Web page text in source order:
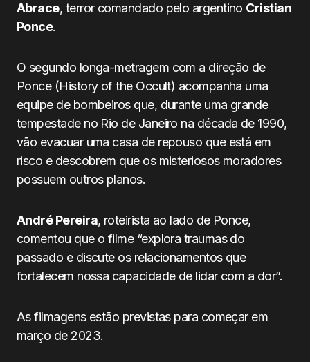
Abrace, terror comandado pelo argentino Cristian
Ponce.
O segundo longa-metragem com a direção de
Ponce (History of the Occult) acompanha uma
equipe de bombeiros que, durante uma grande
tempestade no Rio de Janeiro na década de 1990,
vão evacuar uma casa de repouso que está em
risco e descobrem que os misteriosos moradores
possuem outros planos.
André Pereira, roteirista ao lado de Ponce,
comentou que o filme “explora traumas do
passado e discute os relacionamentos que
fortalecem nossa capacidade de lidar com a dor”.
As filmagens estão previstas para começar em
março de 2023.